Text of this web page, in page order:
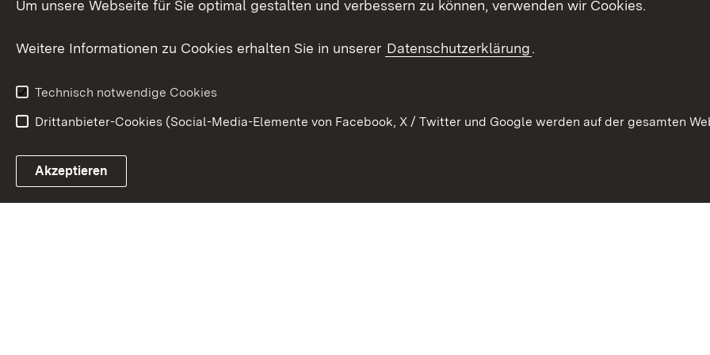
Bürgerreferent
Karriere
Behinderungen
Bürgerengagement
Link zum Landesportal
Um unsere Webseite für Sie optimal gestalten und verbessern zu können, verwenden wir Cookies.
Weitere Informationen zu Cookies erhalten Sie in unserer Datenschutzerklärung.
Technisch notwendige Cookies
Drittanbieter-Cookies (Social-Media-Elemente von Facebook, X / Twitter und Google werden auf der gesamten
Akzeptieren